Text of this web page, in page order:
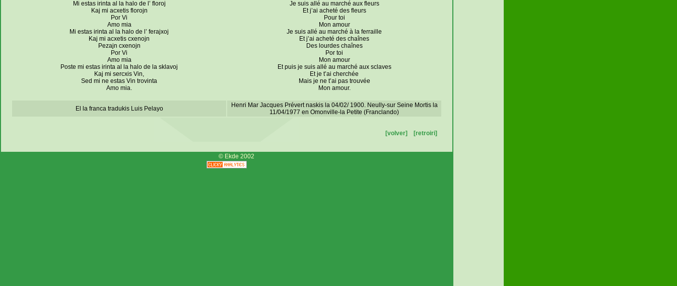
Mi estas irinta al la halo de l’ floroj
Kaj mi acxetis florojn
Por Vi
Amo mia
Mi estas irinta al la halo de l’ ferajxoj
Kaj mi acxetis cxenojn
Pezajn cxenojn
Por Vi
Amo mia
Poste mi estas irinta al la halo de la sklavoj
Kaj mi sercxis Vin,
Sed mi ne estas Vin trovinta
Amo mia.
Je suis allé au marché aux fleurs
Et j’ai acheté des fleurs
Pour toi
Mon amour
Je suis allé au marché à la ferraille
Et j’ai acheté des chaînes
Des lourdes chaînes
Por toi
Mon amour
Et puis je suis allé au marché aux sclaves
Et je t’ai cherchée
Mais je ne t’ai pas trouvée
Mon amour.
El la franca tradukis Luis Pelayo
Henri Mar Jacques Prévert naskis la 04/02/ 1900. Neully-sur Seine Mortis la
11/04/1977 en Omonville-la Petite (Franclando)
[volver] [retroiri]
© Ekde 2002